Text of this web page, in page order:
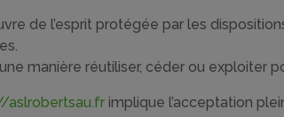
de l’esprit protégée par les
manière réutiliser, céder ou exploiter
aslrobertsau.fr implique l’acceptation